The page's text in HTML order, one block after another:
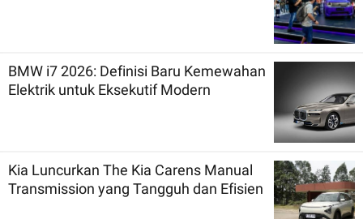
BMW i7 2026: Definisi Baru Kemewahan
Elektrik untuk Eksekutif Modern
Kia Luncurkan The Kia Carens Manual
Transmission yang Tangguh dan Efisien